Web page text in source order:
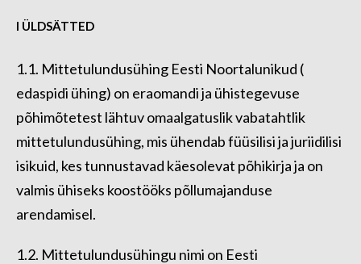
I ÜLDSÄTTED
1.1. Mittetulundusühing Eesti Noortalunikud (
edaspidi ühing) on eraomandi ja ühistegevuse
põhimõtetest lähtuv omaalgatuslik vabatahtlik
mittetulundusühing, mis ühendab füüsilisi ja juriidilisi
isikuid, kes tunnustavad käesolevat põhikirja ja on
valmis ühiseks koostööks põllumajanduse
arendamisel.
1.2. Mittetulundusühingu nimi on Eesti